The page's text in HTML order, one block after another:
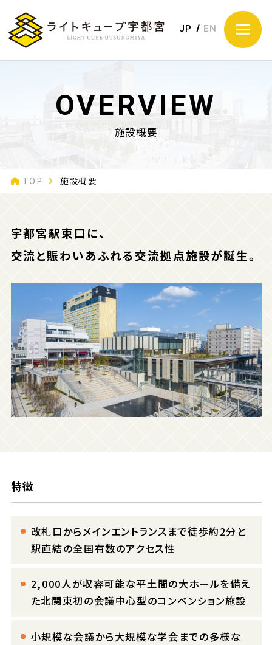
JP EN
OVERVIEW
施設概要
TOP 施設概要
宇都宮駅東口に、
交流と賑わいあふれる交流拠点施設が誕生。
特徴
改札口からメインエントランスまで徒歩約2分と
駅直結の全国有数のアクセス性
2,000人が収容可能な平土間の大ホールを備え
た北関東初の会議中心型のコンベンション施設
小規模な会議から大規模な学会までの多様な